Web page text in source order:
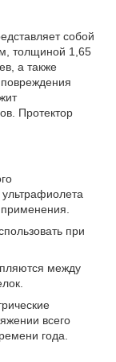
собой
толщиной 1,65
а также
повреждения
Протектор
применения.
при
между
всего
года.